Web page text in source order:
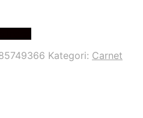
Kategori: Carnet